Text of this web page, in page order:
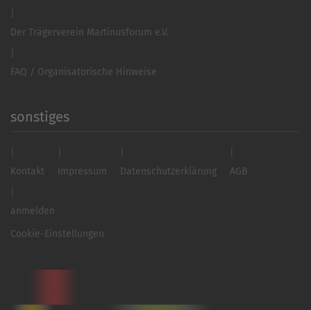
Der Trägerverein Martinusforum e.V.
FAQ / Organisatorische Hinweise
sonstiges
Kontakt Impressum Datenschutzerklärung AGB
anmelden
Cookie-Einstellungen